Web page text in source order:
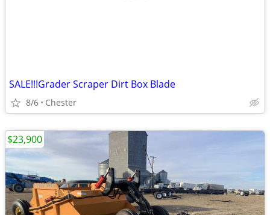
SALE!!!Grader Scraper Dirt Box Blade
8/6 Chester
$23,900